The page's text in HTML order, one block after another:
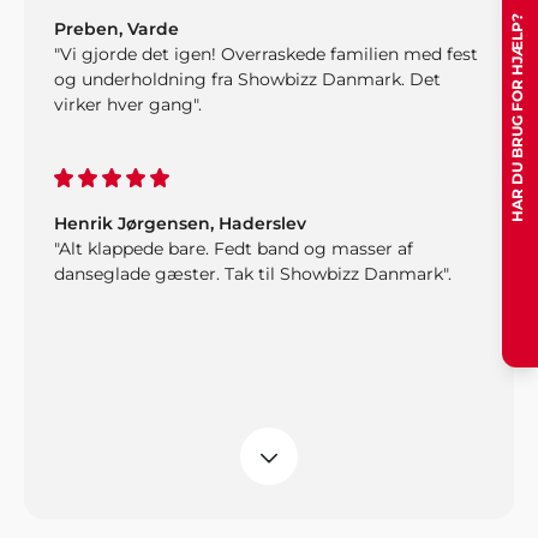
Preben, Varde
"Vi gjorde det igen! Overraskede familien med fest
og underholdning fra Showbizz Danmark. Det
virker hver gang".
Henrik Jørgensen, Haderslev
"Alt klappede bare. Fedt band og masser af
danseglade gæster. Tak til Showbizz Danmark".
HAR DU BRUG FOR HJÆLP?